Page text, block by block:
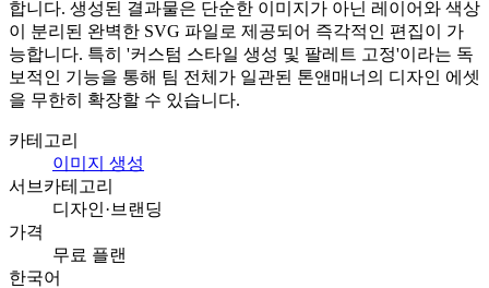
합니다. 생성된 결과물은 단순한 이미지가 아닌 레이어와 색상
이 분리된 완벽한 SVG 파일로 제공되어 즉각적인 편집이 가
능합니다. 특히 '커스텀 스타일 생성 및 팔레트 고정'이라는 독
보적인 기능을 통해 팀 전체가 일관된 톤앤매너의 디자인 에셋
을 무한히 확장할 수 있습니다.
카테고리
이미지 생성
서브카테고리
디자인·브랜딩
가격
무료 플랜
한국어